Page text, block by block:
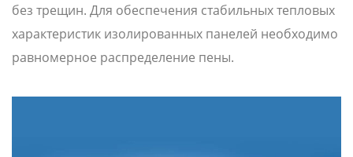
без трещин. Для обеспечения стабильных тепловых
характеристик изолированных панелей необходимо
равномерное распределение пены.